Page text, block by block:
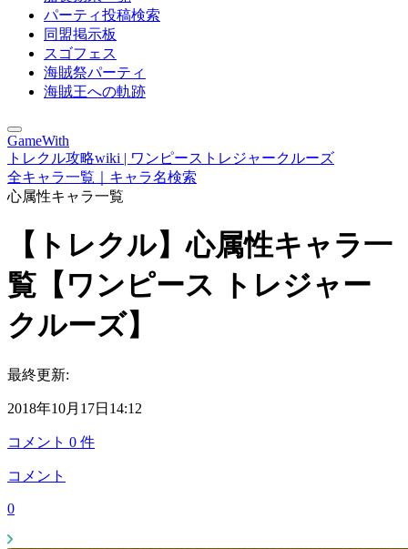
パーティ投稿検索
同盟掲示板
スゴフェス
海賊祭パーティ
海賊王への軌跡
GameWith
トレクル攻略wiki | ワンピーストレジャークルーズ
全キャラ一覧｜キャラ名検索
心属性キャラ一覧
【トレクル】心属性キャラ一
覧【ワンピース トレジャー
クルーズ】
最終更新:
2018年10月17日14:12
コメント 0 件
コメント
0